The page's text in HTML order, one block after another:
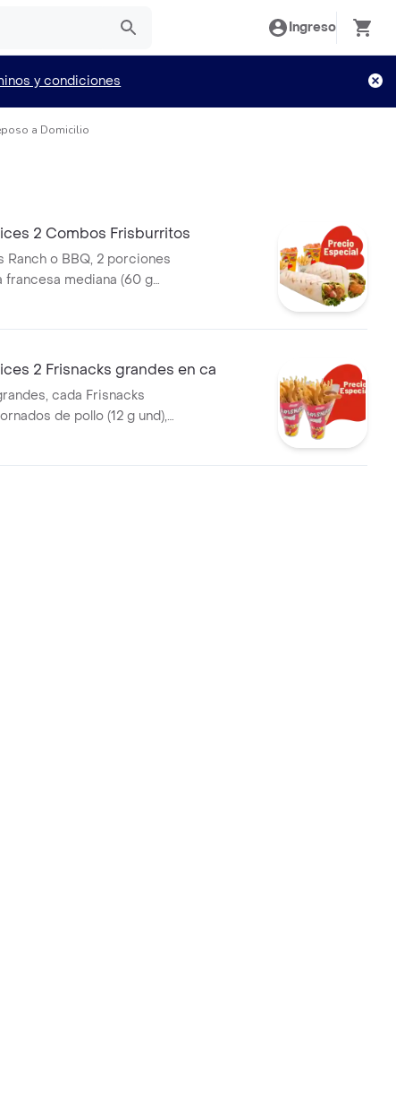
Ingreso
y condiciones
a Domicilio
2 Combos Frisburritos
Ranch o BBQ, 2 porciones
francesa mediana (60 g
(325 ml)
2 Frisnacks grandes en ca
cada Frisnacks
de pollo (12 g und),
grande (100 g )y